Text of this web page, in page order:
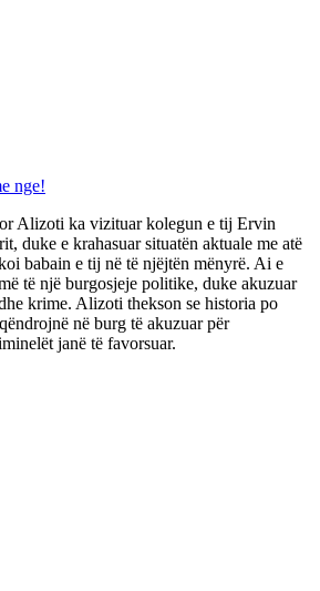
nge!
Alizoti ka vizituar kolegun e tij Ervin
duke e krahasuar situatën aktuale me atë
babain e tij në të njëjtën mënyrë. Ai e
të një burgosjeje politike, duke akuzuar
krime. Alizoti thekson se historia po
në burg të akuzuar për
janë të favorsuar.